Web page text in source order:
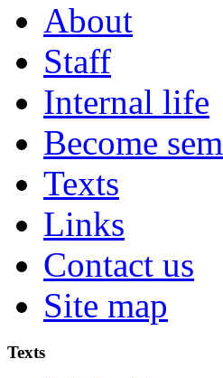
About
Staff
Internal life
Become
Texts
Links
Contact us
Site map
Texts